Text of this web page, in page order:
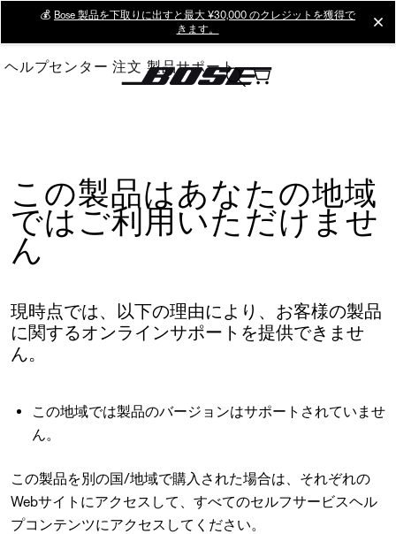
Main
💰 Bose 製品を下取りに出すと最大 ¥30,000 のクレジットを獲得で
きます。
ヘルプセンター 注文 製品サポート
この製品はあなたの地域
ではご利用いただけませ
ん
現時点では、以下の理由により、お客様の製品
に関するオンラインサポートを提供できませ
ん。
この地域では製品のバージョンはサポートされていませ
ん。
この製品を別の国/地域で購入された場合は、それぞれの
Webサイトにアクセスして、すべてのセルフサービスヘル
プコンテンツにアクセスしてください。